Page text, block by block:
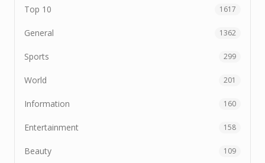
Top 10 1617
General 1362
Sports 299
World 201
Information 160
Entertainment 158
Beauty 109